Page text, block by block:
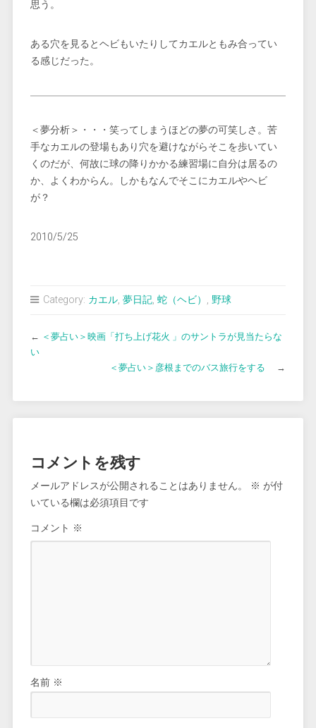
思う。
ある穴を見るとヘビもいたりしてカエルともみ合ってい
る感じだった。
＜夢分析＞・・・笑ってしまうほどの夢の可笑しさ。苦
手なカエルの登場もあり穴を避けながらそこを歩いてい
くのだが、何故に球の降りかかる練習場に自分は居るの
か、よくわからん。しかもなんでそこにカエルやヘビ
が？
2010/5/25
Category: カエル, 夢日記, 蛇（ヘビ） , 野球
← ＜夢占い＞映画「打ち上げ花火 」のサントラが見当たらな
い
＜夢占い＞彦根までのバス旅行をする
→
コメントを残す
メールアドレスが公開されることはありません。 ※ が付
いている欄は必須項目です
コメント ※
名前 ※